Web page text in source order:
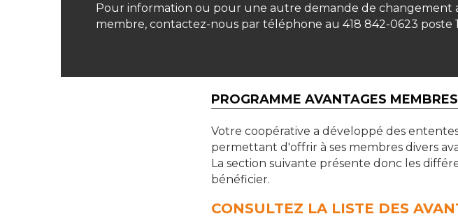
Pour information ou pour une autre demande de changement
membre, contactez-nous par téléphone au 418 842-0623 poste
PROGRAMME AVANTAGES MEMBRES
Votre coopérative a développé des
permettant d'offrir à ses membres divers
La section suivante présente donc les
bénéficier.
CONSULTEZ LA LISTE DES